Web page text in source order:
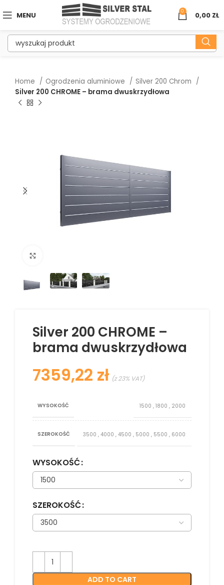
MENU 0 0,00 ZŁ
Home Ogrodzenia aluminiowe
Silver 200 Chrom
Silver 200 CHROME – brama dwuskrzydłowa
Silver 200 CHROME –
brama dwuskrzydłowa
zł
WYSOKOŚĆ 1500 , 1800 , 2000
SZEROKOŚĆ 3500 , 4000 , 4500 , 5000 , 5500 , 6000
WYSOKOŚĆ
SZEROKOŚĆ
ADD TO CART